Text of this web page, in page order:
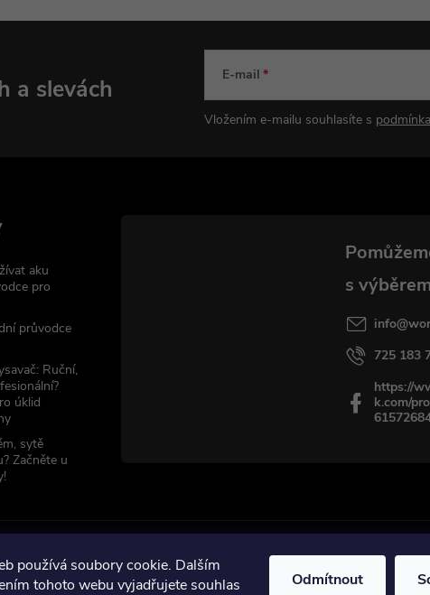
používá soubory cookie. Dalším
tohoto webu vyjadřujete souhlas
Odmítnout
a slevách E-mail
Vložením e-mailu souhlasíte s
aku
pro
průvodce
Ruční,
úklid
sytě
Začněte u
info@
725 183
https://
k.com/